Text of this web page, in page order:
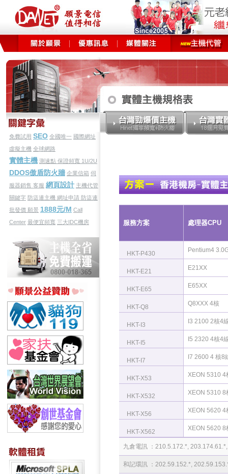
免費試用 SEO 全國唯一 國際網址
虛擬主機 全球網路
實體主機 測速點 保證頻寬 1U/2U
DDOS傲盾防火牆 企業信箱 伺
服器銷售 客服 網頁設計 主機代管
關鍵字 防盜連主機 網址申請 防盜連
批發價 願景 1888元/M Call
Center 最便宜頻寬 三大IDC機房 服務方案 處理器CPU
HKT-P430 Pentium4
HKT-E21 E21XX
HKT-E65 E65XX
HKT-Q8 Q8XXX 4核
HKT-I3 I3 2100 2核4
HKT-I5 I5 2320 4核4
HKT-I7 I7 2600 4 核8
HKT-X53 XEON 5310 4
HKT-X532 XEON 5310 8
HKT-X56 XEON 5620 4
HKT-X562 XEON 5620 8
九倉電訊 ：210.5.172.*,
和記環訊 ：202.59.152.*,